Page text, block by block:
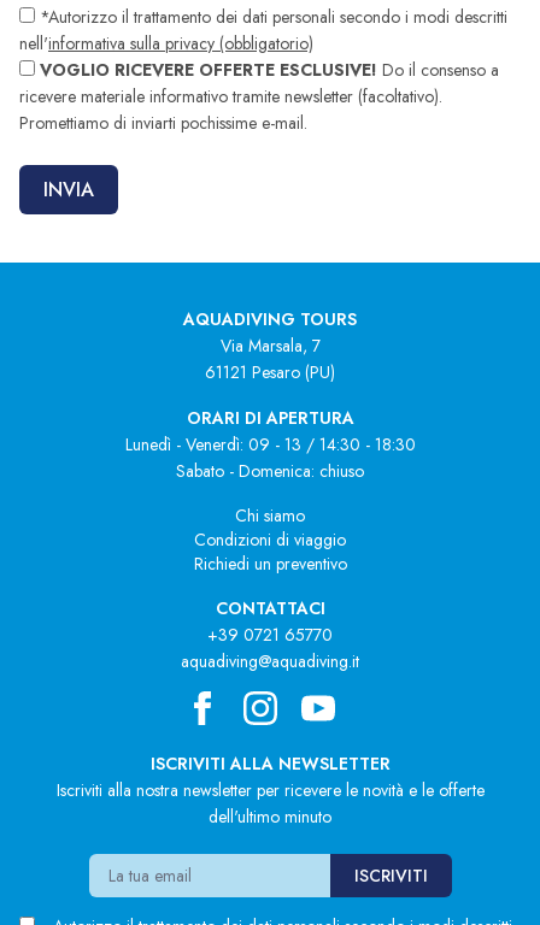
*Autorizzo il trattamento dei dati personali secondo i modi descritti
nell'informativa sulla privacy (obbligatorio)
VOGLIO RICEVERE OFFERTE ESCLUSIVE! Do il consenso a
ricevere materiale informativo tramite newsletter (facoltativo).
Promettiamo di inviarti pochissime e-mail.
AQUADIVING TOURS
Via Marsala, 7
61121 Pesaro (PU)
ORARI DI APERTURA
Lunedì - Venerdì: 09 - 13 / 14:30 - 18:30
Sabato - Domenica: chiuso
Chi siamo
Condizioni di viaggio
Richiedi un preventivo
CONTATTACI
+39 0721 65770
aquadiving@aquadiving.it
ISCRIVITI ALLA NEWSLETTER
Iscriviti alla nostra newsletter per ricevere le novità e le offerte
dell'ultimo minuto